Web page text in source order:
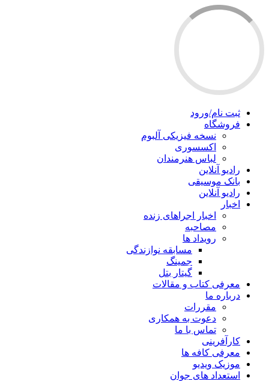
ثبت نام/ورود
فروشگاه
نسخه فیزیکی آلبوم
اکسسوری
لباس هنرمندان
رادیو آنلاین
بانک موسیقی
رادیو آنلاین
اخبار
اخبار اجراهای زنده
مصاحبه
رویداد ها
مسابقه نوازندگی
جمینگ
گیتار بتل
معرفی کتاب و مقالات
درباره ما
مقررات
دعوت به همکاری
تماس با ما
کارآفرینی
معرفی کافه ها
موزیک ویدیو
استعداد های جوان